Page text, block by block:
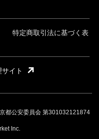
特定商取引法に基づく表
イト
都公安委員会 第301032121874
Inc.